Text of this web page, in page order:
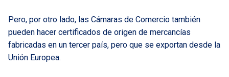
Pero, por otro lado, las Cámaras de Comercio también
pueden hacer certificados de origen de mercancías
fabricadas en un tercer país, pero que se exportan desde la
Unión Europea.